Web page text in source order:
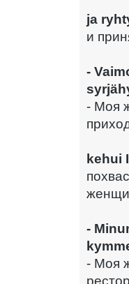
ja
и
-
- Моя
kehui
-
- Моя